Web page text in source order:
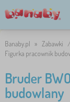
Banaby.pl » Zabawki /
Figurka pracownik
Bruder
budowlany